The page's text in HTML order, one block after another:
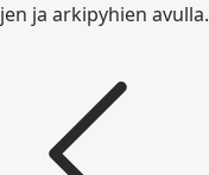
ja arkipyhien avulla.